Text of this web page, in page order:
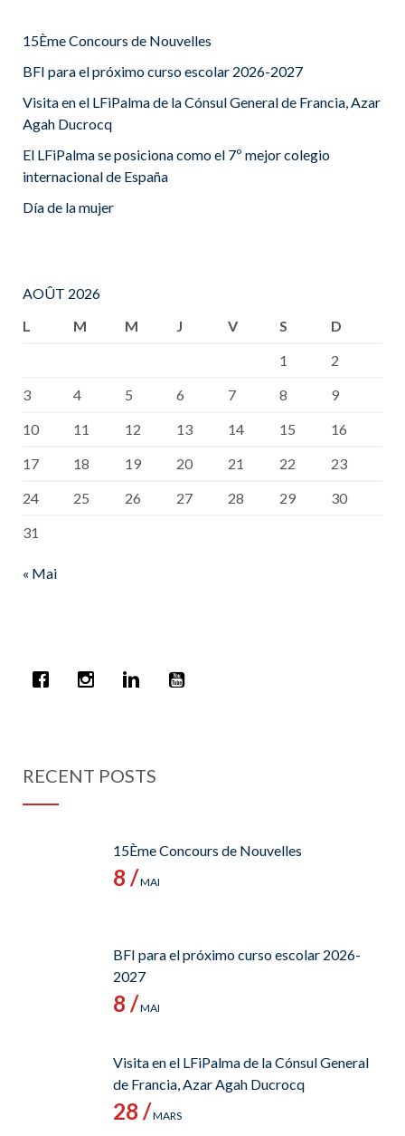
15Ème Concours de Nouvelles
BFI para el próximo curso escolar 2026-2027
Visita en el LFiPalma de la Cónsul General de Francia, Azar
Agah Ducrocq
El LFiPalma se posiciona como el 7º mejor colegio
internacional de España
Día de la mujer
AOÛT 2026
L
M M J V S
D
1
2
3
4 5 6 7 8
9
10
11 12 13 14 15
16
17
18 19 20 21 22
23
24
25 26 27 28 29
30
31
« Mai
RECENT POSTS
15Ème Concours de Nouvelles
8 /MAI
BFI para el próximo curso escolar 2026-
2027
8 /MAI
Visita en el LFiPalma de la Cónsul General
de Francia, Azar Agah Ducrocq
28 /MARS